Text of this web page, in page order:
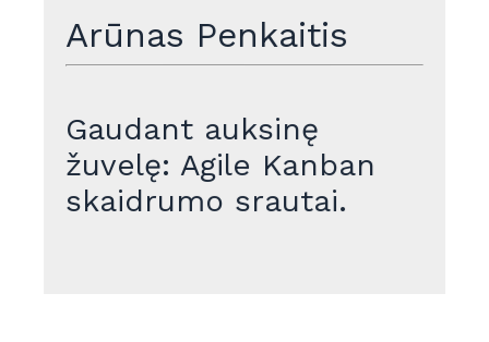
Arūnas Penkaitis
Gaudant auksinę
žuvelę: Agile Kanban
skaidrumo srautai.